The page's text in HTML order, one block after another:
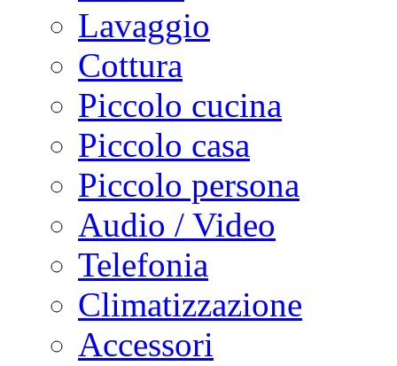
Lavaggio
Cottura
Piccolo cucina
Piccolo casa
Piccolo persona
Audio / Video
Telefonia
Climatizzazione
Accessori